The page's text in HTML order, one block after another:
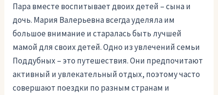
Пара вместе воспитывает двоих детей – сына и
дочь. Мария Валерьевна всегда уделяла им
большое внимание и старалась быть лучшей
мамой для своих детей. Одно из увлечений семьи
Поддубных – это путешествия. Они предпочитают
активный и увлекательный отдых, поэтому часто
совершают поездки по разным странам и